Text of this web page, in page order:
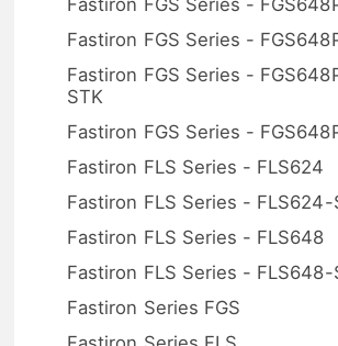
Fastiron FGS Series -
Fastiron FGS Series -
Fastiron FGS Series -
STK
Fastiron FGS Series -
Fastiron FLS Series - FLS624
Fastiron FLS Series - FLS624-
Fastiron FLS Series - FLS648
Fastiron FLS Series - FLS648-
Fastiron Series FGS